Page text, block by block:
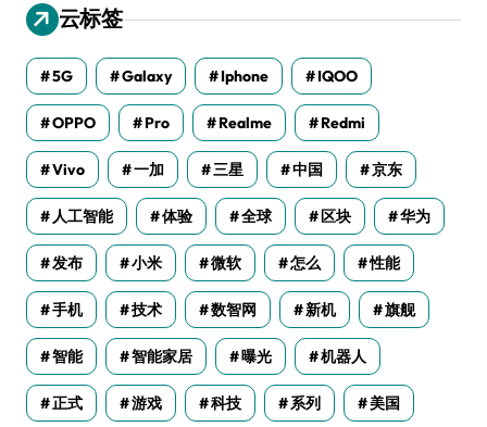
云标签
5G Galaxy Iphone IQOO
OPPO Pro Realme Redmi
Vivo 一加 三星 中国 京东
人工智能 体验 全球 区块 华为
发布 小米 微软 怎么 性能
手机 技术 数智网 新机 旗舰
智能 智能家居 曝光 机器人
正式 游戏 科技 系列 美国